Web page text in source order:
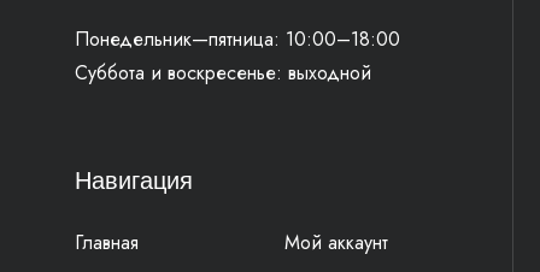
Понедельник—пятница: 10:00–18:00
Суббота и воскресенье: выходной
Навигация
Главная Мой аккаунт